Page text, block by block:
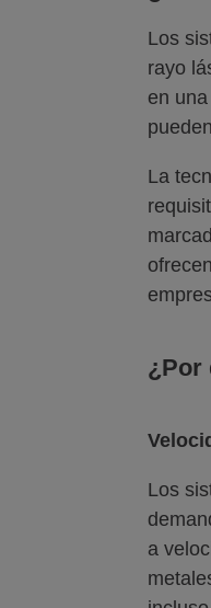
Los
rayo
en
La
¿Por
Los
a